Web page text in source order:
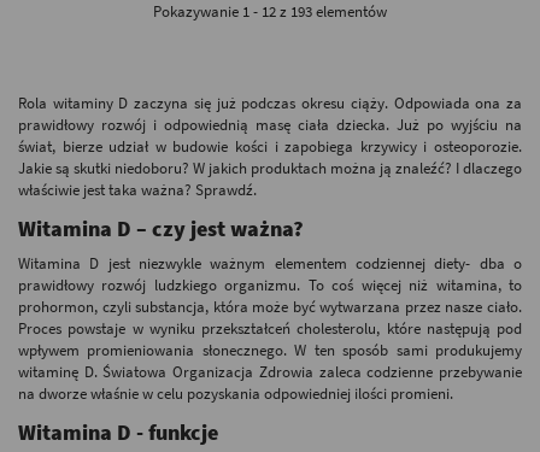
Pokazywanie 1 - 12 z 193 elementów
Rola witaminy D zaczyna się już podczas okresu ciąży. Odpowiada ona za
prawidłowy rozwój i odpowiednią masę ciała dziecka. Już po wyjściu na
świat, bierze udział w budowie kości i zapobiega krzywicy i osteoporozie.
Jakie są skutki niedoboru? W jakich produktach można ją znaleźć? I dlaczego
właściwie jest taka ważna? Sprawdź.
Witamina D – czy jest ważna?
Witamina D jest niezwykle ważnym elementem codziennej diety- dba o
prawidłowy rozwój ludzkiego organizmu. To coś więcej niż witamina, to
prohormon, czyli substancja, która może być wytwarzana przez nasze ciało.
Proces powstaje w wyniku przekształceń cholesterolu, które następują pod
wpływem promieniowania słonecznego. W ten sposób sami produkujemy
witaminę D. Światowa Organizacja Zdrowia zaleca codzienne przebywanie
na dworze właśnie w celu pozyskania odpowiedniej ilości promieni.
Witamina D - funkcje